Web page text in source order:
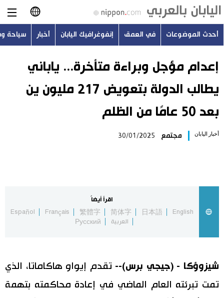
日本語
English
简体字
أحدث الموضوعات
سياحة وسفر
اليابان في فيديو
مانغا وأنيمي
علوم وتكنولوجيا
أحدث الموضوعات في العمق إنفوغرافيك اليابان أخبار سياحة
إعدام مؤجل وبراءة متأخرة... ياباني
يطالب الدولة بتعويض 217 مليون ين
بعد 50 عامًا من الظلم
أخبار اليابان مجتمع 30/01/2025
اقرأ أيضاً
English
日本語
简体字
繁體字
Français
Español
العربية
Русский
شيزوؤكا - (جيجي برس)-- تقدم إيواو هاكاماتا، الذي
تمت تبرئته العام الماضي في إعادة محاكمته بتهمة